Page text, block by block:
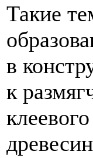
Такие
в
к